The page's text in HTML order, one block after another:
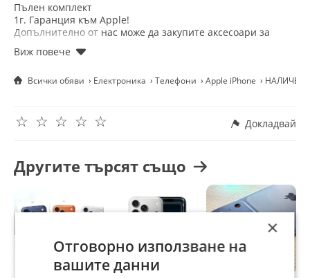
Пълен комплект
1г. Гаранция към Аpple!
Допълнително от нас може да закупите аксесоари за
//Разгледайте и другите ни предложения\\
Всички обяви Електроника Телефони Apple iPhone НАЛИЧЕН!
☆
☆
☆
☆
☆ Докладвай
Другите търсят също
×
Отговорно използване на
вашите данни